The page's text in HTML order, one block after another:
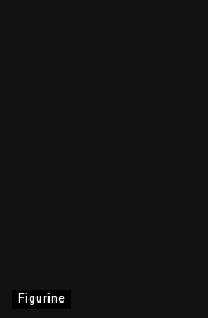
Figurine